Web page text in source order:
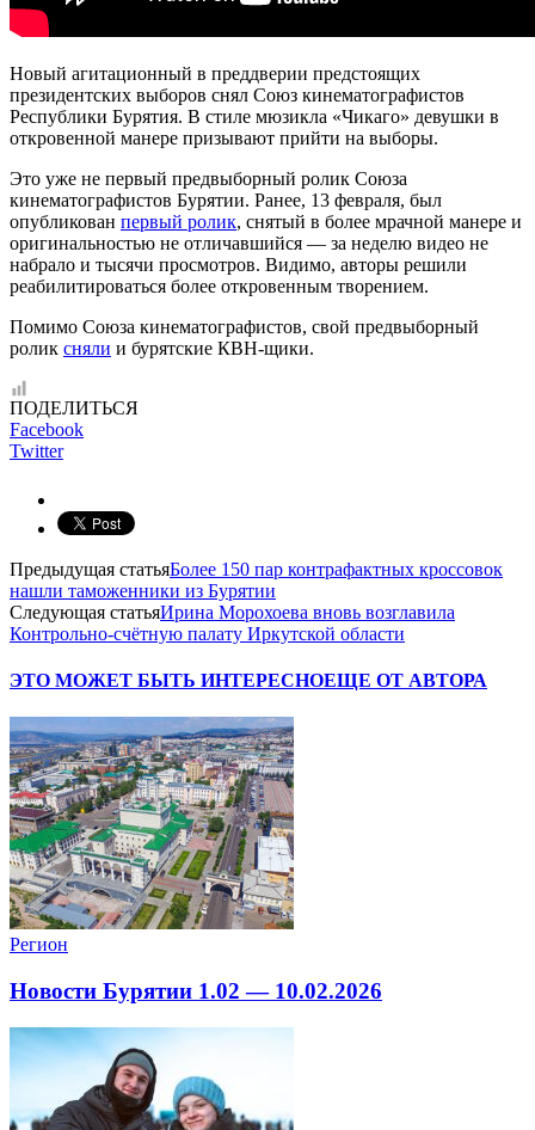
Новый агитационный в преддверии предстоящих
президентских выборов снял Союз кинематографистов
Республики Бурятия. В стиле мюзикла «Чикаго» девушки в
откровенной манере призывают прийти на выборы.
Это уже не первый предвыборный ролик Союза
кинематографистов Бурятии. Ранее, 13 февраля, был
опубликован первый ролик, снятый в более мрачной манере и
оригинальностью не отличавшийся — за неделю видео не
набрало и тысячи просмотров. Видимо, авторы решили
реабилитироваться более откровенным творением.
Помимо Союза кинематографистов, свой предвыборный
ролик сняли и бурятские КВН-щики.
ПОДЕЛИТЬСЯ
Facebook
Twitter
Предыдущая статьяБолее 150 пар контрафактных кроссовок
нашли таможенники из Бурятии
Следующая статьяИрина Морохоева вновь возглавила
Контрольно-счётную палату Иркутской области
ЭТО МОЖЕТ БЫТЬ ИНТЕРЕСНОЕЩЕ ОТ АВТОРА
Регион
Новости Бурятии 1.02 — 10.02.2026